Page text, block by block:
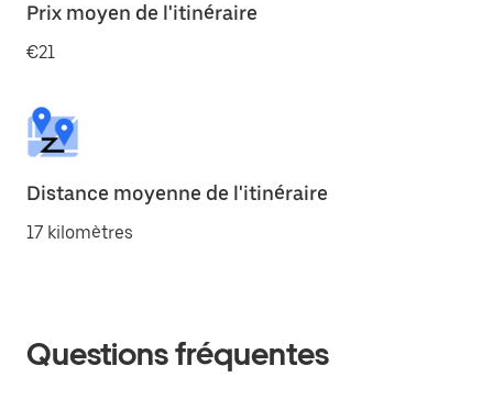
Prix moyen de l'itinéraire
€21
Distance moyenne de l'itinéraire
17 kilomètres
Questions fréquentes